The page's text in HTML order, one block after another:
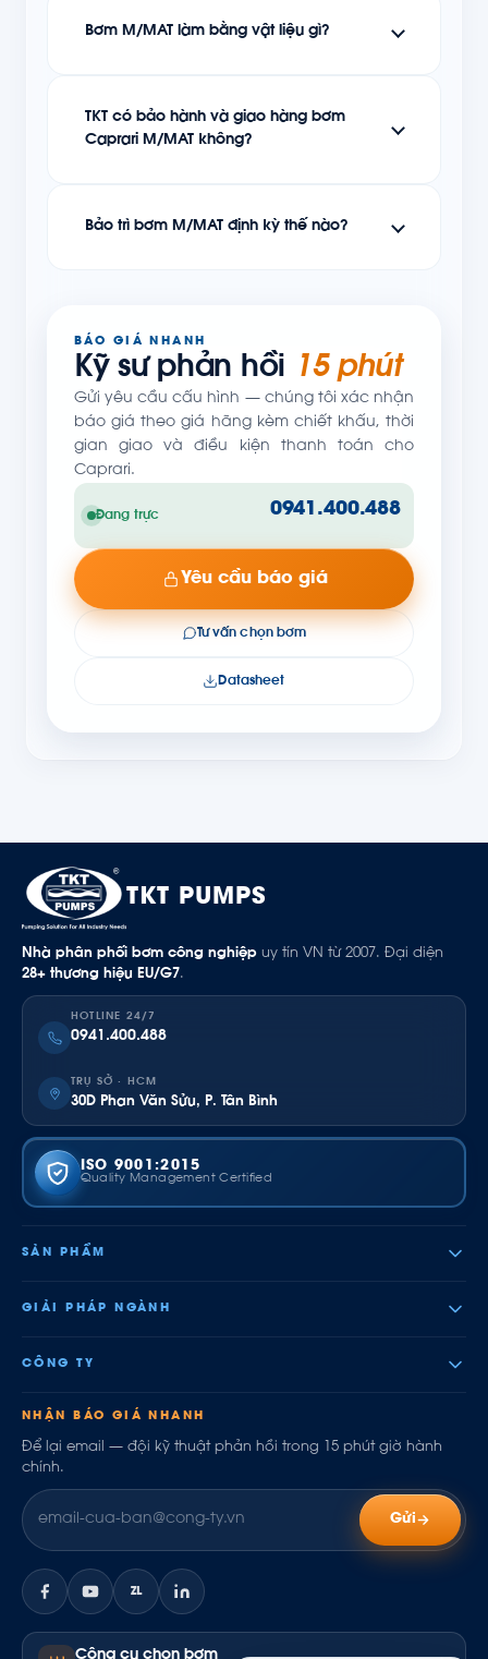
Bơm M/MAT làm bằng vật liệu gì?
TKT có bảo hành và giao hàng bơm
Caprari M/MAT không?
Bảo trì bơm M/MAT định kỳ thế nào?
BÁO GIÁ NHANH
Kỹ sư phản hồi 15 phút
Gửi yêu cầu cấu hình — chúng tôi xác nhận
báo giá theo giá hãng kèm chiết khấu, thời
gian giao và điều kiện thanh toán cho
Caprari.
Đang trực 0941.400.488
Yêu cầu báo giá
Tư vấn chọn bơm
Datasheet
TKT PUMPS
Nhà phân phối bơm công nghiệp uy tín VN từ 2007. Đại diện
28+ thương hiệu EU/G7.
HOTLINE 24/7
0941.400.488
TRỤ SỞ · HCM
30D Phan Văn Sửu, P. Tân Bình
ISO 9001:2015
Quality Management Certified
SẢN PHẨM
GIẢI PHÁP NGÀNH
CÔNG TY
NHẬN BÁO GIÁ NHANH
Để lại email — đội kỹ thuật phản hồi trong 15 phút giờ hành
chính.
Gửi
ZL
Công cụ chọn bơm